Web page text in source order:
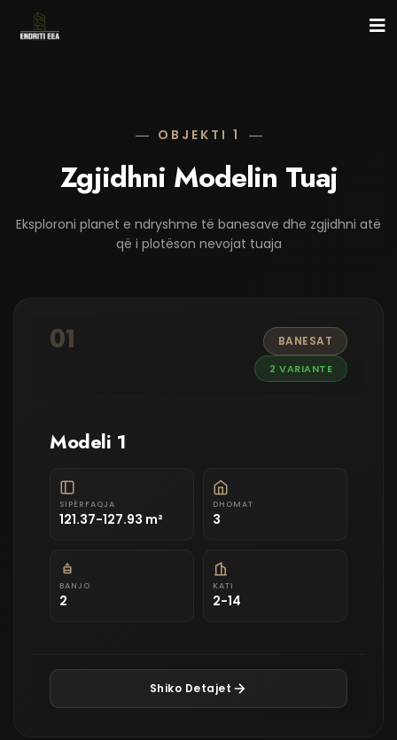
Galeria
Objekti 360°
Rreth nesh
+383 44324582
OBJEKTI 1
Zgjidhni Modelin Tuaj
Eksploroni planet e ndryshme të banesave dhe zgjidhni atë
që i plotëson nevojat tuaja
01 BANESAT
2 VARIANTE
Modeli 1
SIPËRFAQJA
121.37-127.93 m²
DHOMAT
3
BANJO
2
KATI
2-14
Shiko Detajet